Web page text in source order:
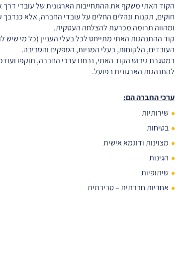
הקוד האתי משקף את ההתחייבות הארגונית של עובדי דרך
חוקים, תקנות ונהלים החלים על עובדי החברה, אלא
ומהווה תרומה מכרעת להצלחה העסקית.
קוד ההתנהגות האתי מתייחס לכל בעלי העניין (כל מי
העובדים, הלקוחות, בעלי המניות, הספקים והסביבה.
במסגרת גיבוש הקוד האתי, נבחנו ערכי החברה, תוקפו
להתנהגות הארגונית בפועל.
ערכי החברה הם:
שירותיות
בטיחות
מצוינות ודוגמא אישית
הגינות
שיתופיות
אחריות חברתית – סביבתית